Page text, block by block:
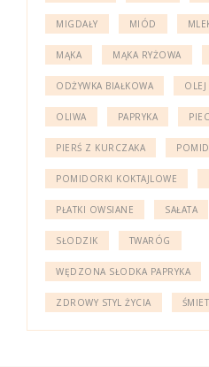
MIGDAŁY MIÓD
MĄKA MĄKA RYŻOWA
ODŻYWKA BIAŁKOWA OLEJ
OLIWA PAPRYKA
PIERŚ Z KURCZAKA
POMIDORKI KOKTAJLOWE
PŁATKI OWSIANE SAŁATA
SŁODZIK TWARÓG
WĘDZONA SŁODKA PAPRYKA
ZDROWY STYL ŻYCIA